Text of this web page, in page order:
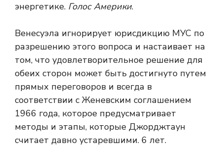
энергетике. Голос Америки.
Венесуэла игнорирует юрисдикцию МУС по
разрешению этого вопроса и настаивает на
том, что удовлетворительное решение для
обеих сторон может быть достигнуто путем
прямых переговоров и всегда в
соответствии с Женевским соглашением
1966 года, которое предусматривает
методы и этапы, которые Джорджтаун
считает давно устаревшими. 6 лет.